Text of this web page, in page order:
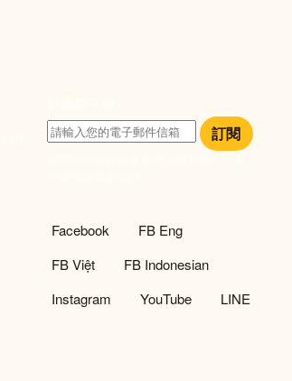
訂閱
社群選單
Facebook
FB Eng
FB Việt
FB Indonesian
Instagram
YouTube LINE